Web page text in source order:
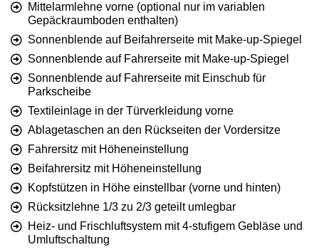
Mittelarmlehne vorne (optional nur im variablen
Gepäckraumboden enthalten)
Sonnenblende auf Beifahrerseite mit Make-up-Spiegel
Sonnenblende auf Fahrerseite mit Make-up-Spiegel
Sonnenblende auf Fahrerseite mit Einschub für
Parkscheibe
Textileinlage in der Türverkleidung vorne
Ablagetaschen an den Rückseiten der Vordersitze
Fahrersitz mit Höheneinstellung
Beifahrersitz mit Höheneinstellung
Kopfstützen in Höhe einstellbar (vorne und hinten)
Rücksitzlehne 1/3 zu 2/3 geteilt umlegbar
Heiz- und Frischluftsystem mit 4-stufigem Gebläse und
Umluftschaltung